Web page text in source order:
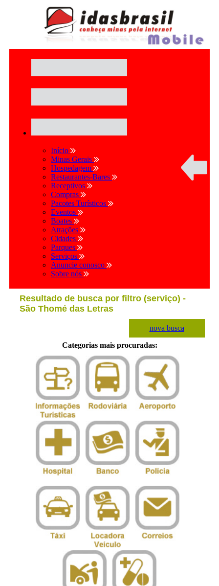
Início
Minas Gerais
Hospedagem
Restaurantes-Bares
Receptivos
Compras
Pacotes Turísticos
Eventos
Boates
Atrações
Cidades
Parques
Serviços
Anuncie conosco
Sobre nós
Resultado de busca por filtro (serviço) -
São Thomé das Letras
nova busca
Categorias mais procuradas: